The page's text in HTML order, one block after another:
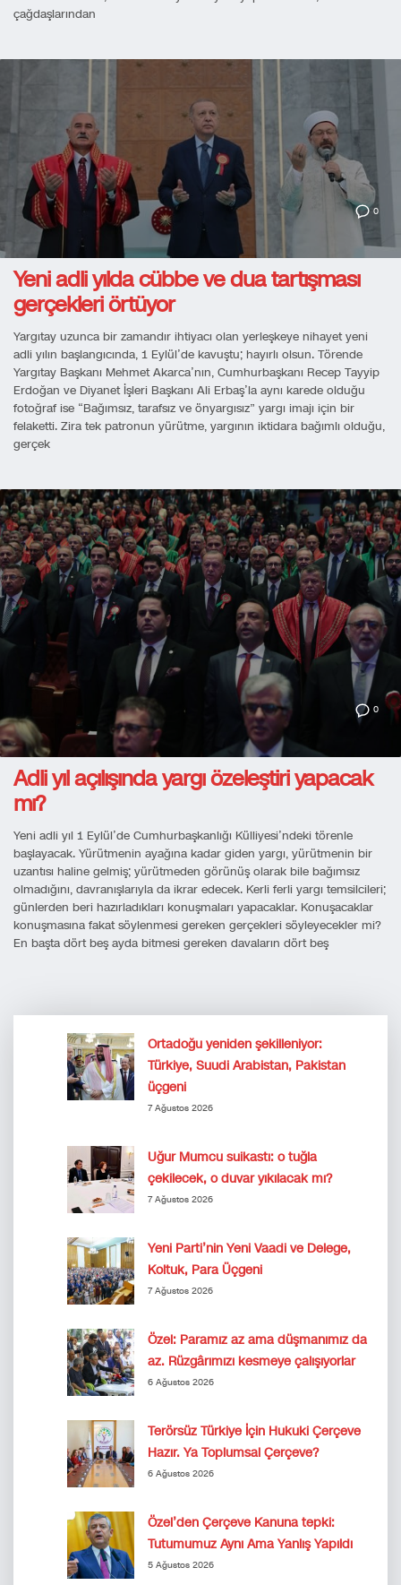
çağdaşlarından
0
Yeni adli yılda cübbe ve dua tartışması
gerçekleri örtüyor
Yargıtay uzunca bir zamandır ihtiyacı olan yerleşkeye nihayet yeni
adli yılın başlangıcında, 1 Eylül’de kavuştu; hayırlı olsun. Törende
Yargıtay Başkanı Mehmet Akarca’nın, Cumhurbaşkanı Recep Tayyip
Erdoğan ve Diyanet İşleri Başkanı Ali Erbaş’la aynı karede olduğu
fotoğraf ise “Bağımsız, tarafsız ve önyargısız” yargı imajı için bir
felaketti. Zira tek patronun yürütme, yargının iktidara bağımlı olduğu,
gerçek
0
Adli yıl açılışında yargı özeleştiri yapacak
mı?
Yeni adli yıl 1 Eylül’de Cumhurbaşkanlığı Külliyesi’ndeki törenle
başlayacak. Yürütmenin ayağına kadar giden yargı, yürütmenin bir
uzantısı haline gelmiş; yürütmeden görünüş olarak bile bağımsız
olmadığını, davranışlarıyla da ikrar edecek. Kerli ferli yargı temsilcileri;
günlerden beri hazırladıkları konuşmaları yapacaklar. Konuşacaklar
konuşmasına fakat söylenmesi gereken gerçekleri söyleyecekler mi?
En başta dört beş ayda bitmesi gereken davaların dört beş
Ortadoğu yeniden şekilleniyor:
Türkiye, Suudi Arabistan, Pakistan
üçgeni
7 Ağustos 2026
Uğur Mumcu suikastı: o tuğla
çekilecek, o duvar yıkılacak mı?
7 Ağustos 2026
Yeni Parti’nin Yeni Vaadi ve Delege,
Koltuk, Para Üçgeni
7 Ağustos 2026
Özel: Paramız az ama düşmanımız da
az. Rüzgârımızı kesmeye çalışıyorlar
6 Ağustos 2026
Terörsüz Türkiye İçin Hukuki Çerçeve
Hazır. Ya Toplumsal Çerçeve?
6 Ağustos 2026
Özel’den Çerçeve Kanuna tepki:
Tutumumuz Aynı Ama Yanlış Yapıldı
5 Ağustos 2026